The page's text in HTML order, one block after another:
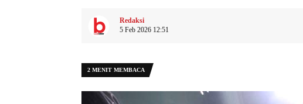
Redaksi
5 Feb 2026 12:51
2 MENIT MEMBACA